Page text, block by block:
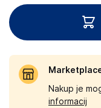
Nakup je
informacij